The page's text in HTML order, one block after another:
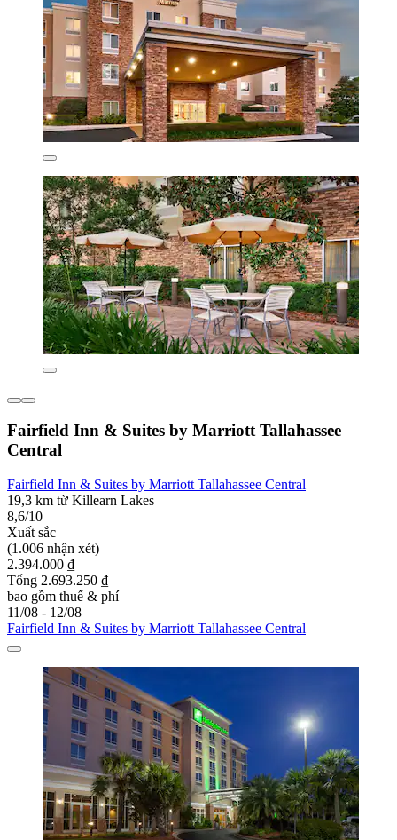
Fairfield Inn & Suites by Marriott Tallahassee
Central
Fairfield Inn & Suites by Marriott Tallahassee Central
19,3 km từ Killearn Lakes
8,6/10
Xuất sắc
(1.006 nhận xét)
2.394.000 ₫
Tổng 2.693.250 ₫
bao gồm thuế & phí
11/08 - 12/08
Fairfield Inn & Suites by Marriott Tallahassee Central